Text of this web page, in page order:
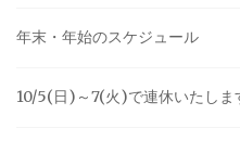
年末・年始のスケジュール
10/5(日)～7(火)で連休いたしま